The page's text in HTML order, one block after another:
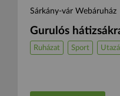
Sárkány-vár Webáruház
Gurulós
Ruházat Sport